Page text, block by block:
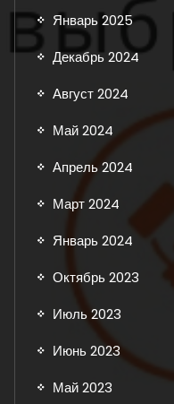
Январь 2025
Декабрь 2024
Август 2024
Май 2024
Апрель 2024
Март 2024
Январь 2024
Октябрь 2023
Июль 2023
Июнь 2023
Май 2023